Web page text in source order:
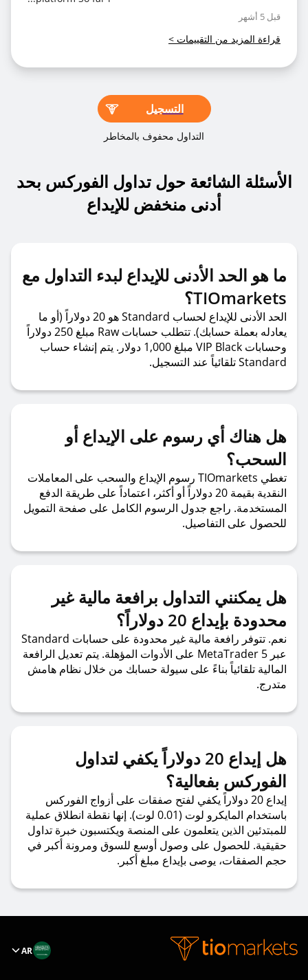
قبل 5 أشهر
قراءة المزيد من التقييمات >
التسجيل
التداول محفوف بالمخاطر
الأسئلة الشائعة حول تداول الفوركس بحد
أدنى منخفض للإيداع
ما هو الحد الأدنى للإيداع لبدء التداول مع
TIOmarkets؟
الحد الأدنى للإيداع لحساب Standard هو 20 دولاراً (أو ما
يعادله بعملة حسابك). تتطلب حسابات Raw مبلغ 250 دولاراً
وحسابات VIP Black مبلغ 1,000 دولار. يتم إنشاء حساب
Standard تلقائياً عند التسجيل.
هل هناك أي رسوم على الإيداع أو
السحب؟
تغطي TIOmarkets رسوم الإيداع والسحب على المعاملات
النقدية بقيمة 20 دولاراً أو أكثر، اعتماداً على طريقة الدفع
المستخدمة. راجع جدول الرسوم الكامل على صفحة التمويل
للحصول على التفاصيل.
هل يمكنني التداول برافعة مالية غير
محدودة بإيداع 20 دولاراً؟
نعم. تتوفر رافعة مالية غير محدودة على حسابات Standard
عبر MetaTrader 5 على الأدوات المؤهلة. يتم تعديل الرافعة
المالية تلقائياً بناءً على سيولة حسابك من خلال نظام هامش
متدرج.
هل إيداع 20 دولاراً يكفي لتداول
الفوركس بفعالية؟
إيداع 20 دولاراً يكفي لفتح صفقات على أزواج الفوركس
باستخدام المايكرو لوت (0.01 لوت). إنها نقطة انطلاق عملية
للمبتدئين الذين يتعلمون على المنصة ويكتسبون خبرة تداول
حقيقية. للحصول على وصول أوسع للسوق ومرونة أكبر في
حجم الصفقات، يوصى بإيداع مبلغ أكبر.
AR